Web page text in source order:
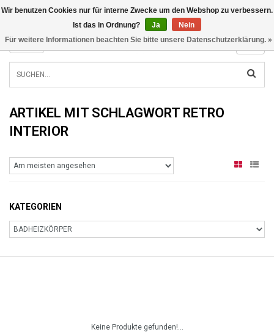
INFO@RADIATORS.SHOP
MENU
ARTIKEL MIT SCHLAGWORT RETRO
INTERIOR
KATEGORIEN
Keine Produkte gefunden!...
Wir benutzen Cookies nur für interne Zwecke um den Webshop zu verbessern.
Ist das in Ordnung?
Ja
Nein
Für weitere Informationen beachten Sie bitte unsere Datenschutzerklärung. »